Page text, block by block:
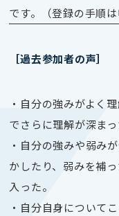
です。（登録の手順
［過去参加者の声］
・自分の強みがよく
でさらに理解が深まっ
・自分の強みや弱み
かしたり、弱みを補
入った。
・自分自身について